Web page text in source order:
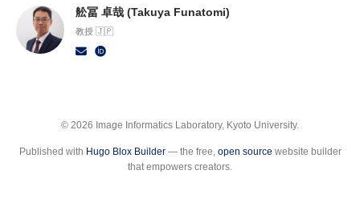
舩冨 卓哉 (Takuya Funatomi)
教授 🇯🇵
© 2026 Image Informatics Laboratory, Kyoto University.
Published with Hugo Blox Builder— the free, open source website builder
that empowers creators.